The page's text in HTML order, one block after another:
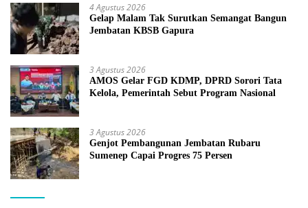
4 Agustus 2026
Gelap Malam Tak Surutkan Semangat Bangun
Jembatan KBSB Gapura
3 Agustus 2026
AMOS Gelar FGD KDMP, DPRD Sorori Tata
Kelola, Pemerintah Sebut Program Nasional
3 Agustus 2026
Genjot Pembangunan Jembatan Rubaru
Sumenep Capai Progres 75 Persen